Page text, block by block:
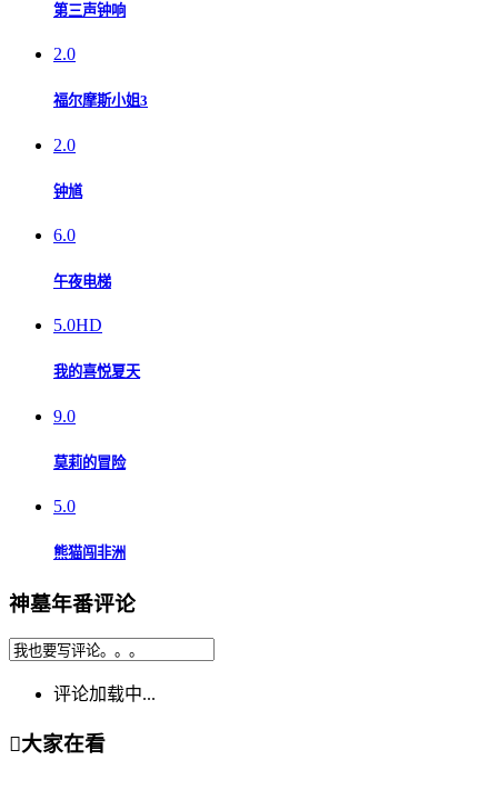
第三声钟响
2.0
福尔摩斯小姐3
2.0
钟馗
6.0
午夜电梯
5.0HD
我的喜悦夏天
9.0
莫莉的冒险
5.0
熊猫闯非洲
神墓年番评论
评论加载中...
大家在看